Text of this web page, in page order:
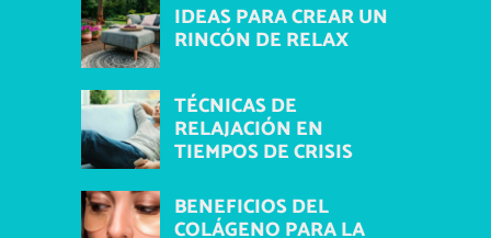
IDEAS PARA CREAR UN
RINCÓN DE RELAX
TÉCNICAS DE
RELAJACIÓN EN
TIEMPOS DE CRISIS
BENEFICIOS DEL
COLÁGENO PARA LA